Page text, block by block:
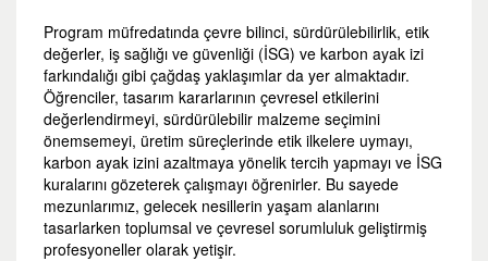
Program müfredatında çevre bilinci, sürdürülebilirlik, etik
değerler, iş sağlığı ve güvenliği (İSG) ve karbon ayak izi
farkındalığı gibi çağdaş yaklaşımlar da yer almaktadır.
Öğrenciler, tasarım kararlarının çevresel etkilerini
değerlendirmeyi, sürdürülebilir malzeme seçimini
önemsemeyi, üretim süreçlerinde etik ilkelere uymayı,
karbon ayak izini azaltmaya yönelik tercih yapmayı ve İSG
kuralarını gözeterek çalışmayı öğrenirler. Bu sayede
mezunlarımız, gelecek nesillerin yaşam alanlarını
tasarlarken toplumsal ve çevresel sorumluluk geliştirmiş
profesyoneller olarak yetişir.